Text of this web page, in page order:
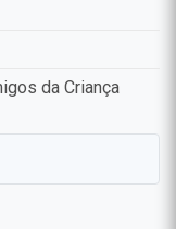
da Criança